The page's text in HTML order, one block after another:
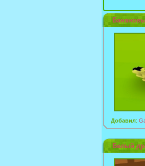
Добавил:
Белый